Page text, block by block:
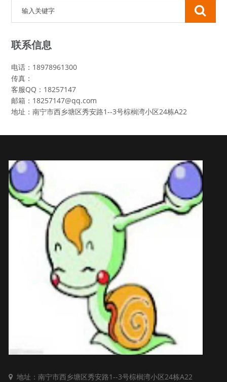
联系信息
电话：18978961300
传真：
客服QQ：18257147
邮箱：18257147@qq.com
地址：南宁市西乡塘区秀安路1--3号棕榈湾小区24栋A22
地址：南宁市西乡塘区秀安路1--3号棕榈湾小区24栋A22